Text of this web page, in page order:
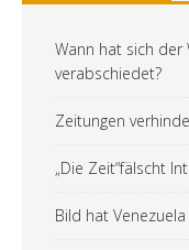
Wann hat sich der
verabschiedet?
Zeitungen
„Die Zeit“fälscht
Bild hat